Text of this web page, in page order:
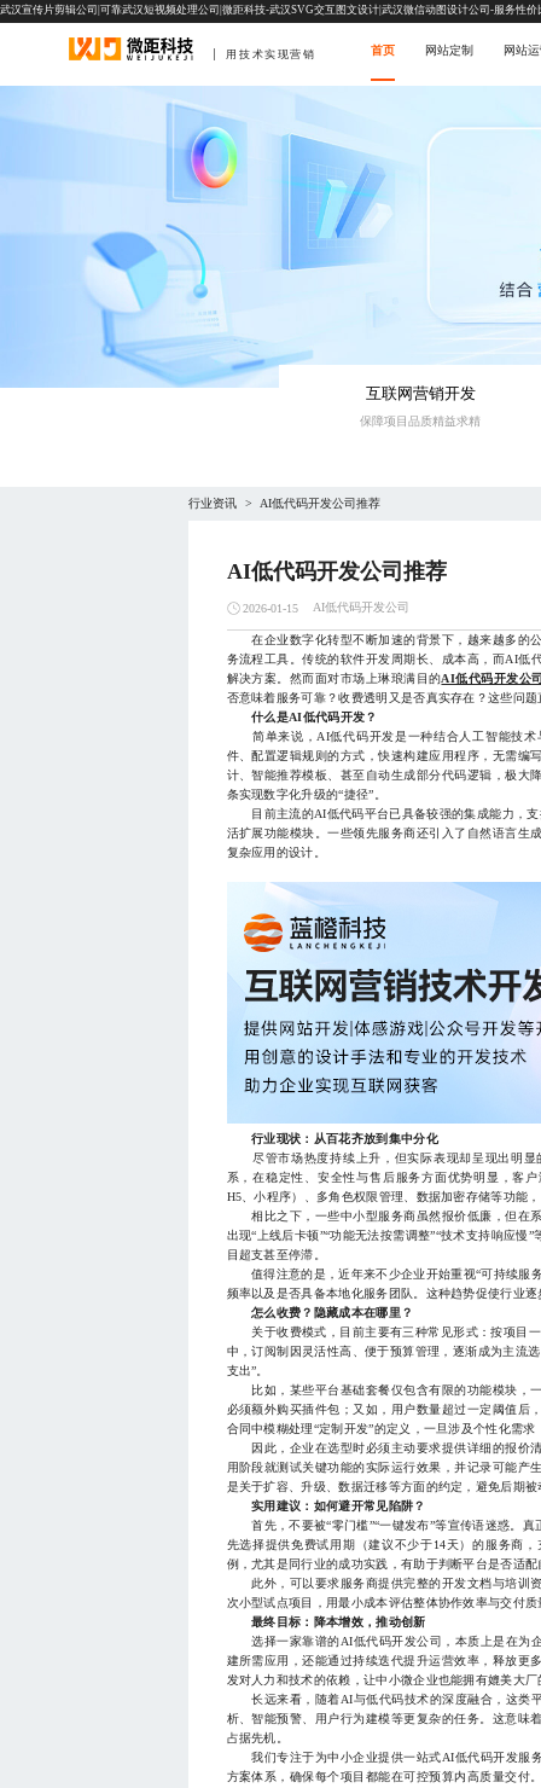
武汉宣传片剪辑公司|可靠武汉短视频处理公司|微距科技-武汉SVG交互图文设计|武汉微信动图设计公司-服务性价
用技术实现营销 首页 网站定制 网站
互联网营销开发
保障项目品质精益求精
行业资讯 > AI低代码开发公司推荐
AI低代码开发公司推荐
2026-01-15 AI低代码开发公司
在企业数字化转型不断加速的背景下，越来越多的
务流程工具。传统的软件开发周期长、成本高，而AI低
解决方案。然而面对市场上琳琅满目的AI低代码开发公
否意味着服务可靠？收费透明又是否真实存在？这些问
什么是AI低代码开发？
简单来说，AI低代码开发是一种结合人工智能技术
件、配置逻辑规则的方式，快速构建应用程序，无需编
计、智能推荐模板、甚至自动生成部分代码逻辑，极大
条实现数字化升级的“捷径”。
目前主流的AI低代码平台已具备较强的集成能力，支
活扩展功能模块。一些领先服务商还引入了自然语言生
复杂应用的设计。
行业现状：从百花齐放到集中分化
尽管市场热度持续上升，但实际表现却呈现出明显
系，在稳定性、安全性与售后服务方面优势明显，客
H5、小程序）、多角色权限管理、数据加密存储等功能
相比之下，一些中小型服务商虽然报价低廉，但在
出现“上线后卡顿”“功能无法按需调整”“技术支持响应
目超支甚至停滞。
值得注意的是，近年来不少企业开始重视“可持续服
频率以及是否具备本地化服务团队。这种趋势促使行业
怎么收费？隐藏成本在哪里？
关于收费模式，目前主要有三种常见形式：按项目一
中，订阅制因灵活性高、便于预算管理，逐渐成为主流
支出”。
比如，某些平台基础套餐仅包含有限的功能模块，
必须额外购买插件包；又如，用户数量超过一定阈值后
合同中模糊处理“定制开发”的定义，一旦涉及个性化需
因此，企业在选型时必须主动要求提供详细的报价
用阶段就测试关键功能的实际运行效果，并记录可能产
是关于扩容、升级、数据迁移等方面的约定，避免后期被
实用建议：如何避开常见陷阱？
首先，不要被“零门槛”“一键发布”等宣传语迷惑。真
先选择提供免费试用期（建议不少于14天）的服务商
例，尤其是同行业的成功实践，有助于判断平台是否适
此外，可以要求服务商提供完整的开发文档与培训
次小型试点项目，用最小成本评估整体协作效率与交付质
最终目标：降本增效，推动创新
选择一家靠谱的AI低代码开发公司，本质上是在为
建所需应用，还能通过持续迭代提升运营效率，释放更
发对人力和技术的依赖，让中小微企业也能拥有媲美大
长远来看，随着AI与低代码技术的深度融合，这类
析、智能预警、用户行为建模等更复杂的任务。这意味
占据先机。
我们专注于为中小企业提供一站式AI低代码开发服
方案体系，确保每个项目都能在可控预算内高质量交付